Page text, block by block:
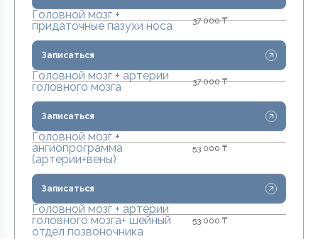
Головной мозг +
придаточные пазухи носа
37 000 ₸
Записаться
Головной мозг + артерии
головного мозга
37 000 ₸
Записаться
Головной мозг +
ангиопрограмма
(артерии+вены)
53 000 ₸
Записаться
Головной мозг + артерии
головного мозга+ шейный
отдел позвоночника
53 000 ₸